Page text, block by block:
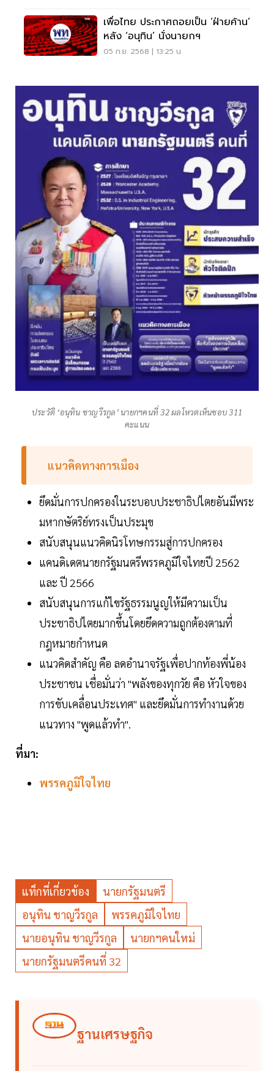
เพื่อไทย ประกาศถอยเป็น ‘ฝ่ายค้าน’
หลัง ‘อนุทิน’ นั่งนายกฯ
05 ก.ย. 2568 | 13:25 น.
ประวัติ ‘อนุทิน ชาญวีรกูล’ นายกฯคนที่ 32 ผลโหวตเห็นชอบ 311
คะแนน
แนวคิดทางการเมือง
ยึดมั่นการปกครองในระบอบประชาธิปไตยอันมีพระ
มหากษัตริย์ทรงเป็นประมุข
สนับสนุนแนวคิดนิรโทษกรรมสู่การปกครอง
แคนดิเดตนายกรัฐมนตรีพรรคภูมิใจไทยปี 2562
และ ปี 2566
สนับสนุนการแก้ไขรัฐธรรมนูญให้มีความเป็น
ประชาธิปไตยมากขึ้นโดยยึดความถูกต้องตามที่
กฎหมายกำหนด
แนวคิดสำคัญ คือ ลดอำนาจรัฐเพื่อปากท้องพี่น้อง
ประชาชน เชื่อมั่นว่า "พลังของทุกวัย คือ หัวใจของ
การขับเคลื่อนประเทศ" และยึดมั่นการทำงานด้วย
แนวทาง "พูดแล้วทำ".
ที่มา:
พรรคภูมิใจไทย
แท็กที่เกี่ยวข้อง
นายกรัฐมนตรี
อนุทิน ชาญวีรกูล
พรรคภูมิใจไทย
นายอนุทิน ชาญวีรกูล
นายกฯคนใหม่
นายกรัฐมนตรีคนที่ 32
ฐานเศรษฐกิจ